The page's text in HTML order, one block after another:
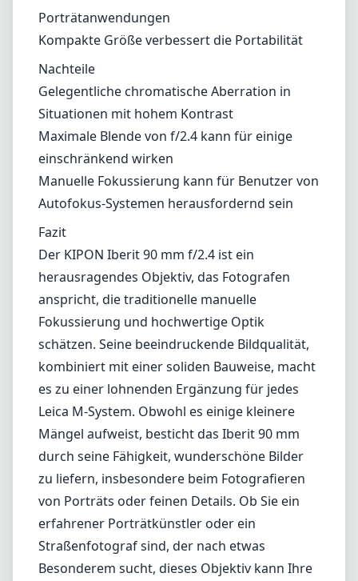
einem überlegten Ansatz bei der Komposition.
Vorteile
Exzellente Verarbeitungsqualität mit
hochwertigem Gefühl
Scharfe Bilder mit gutem Kontrast und
Farbwiedergabe
Wunderschönes Bokeh für
Nachteile
Gelegentliche chromatische Aberration in
Situationen mit hohem Kontrast
Maximale Blende von f/2.4 kann für einige
einschränkend wirken
Manuelle Fokussierung kann für Benutzer von
Autofokus-Systemen herausfordernd sein
Fazit
Der KIPON Iberit 90 mm f/2.4 ist ein
herausragendes Objektiv, das Fotografen
anspricht, die traditionelle manuelle
Fokussierung und hochwertige Optik
schätzen. Seine beeindruckende Bildqualität,
kombiniert mit einer soliden Bauweise, macht